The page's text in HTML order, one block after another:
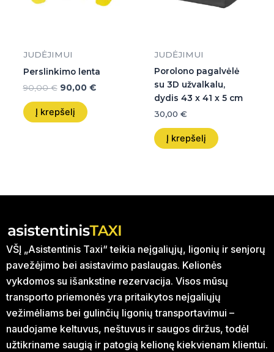
JUDĖJIMUI
Perslinkimo lenta
90,00€ 90,00 €
Į krepšelį
JUDĖJIMUI
Porolono pagalvėlė
su 3D užvalkalu,
dydis 43 x 41 x 5 cm
30,00 €
Į krepšelį
VŠĮ „Asistentinis Taxi“ teikia neįgaliųjų, ligonių ir senjorų
pavežėjimo bei asistavimo paslaugas. Kelionės
vykdomos su išankstine rezervacija. Visos mūsų
transporto priemonės yra pritaikytos neįgaliųjų
vežimėliams bei gulinčių ligonių transportavimui –
naudojame keltuvus, neštuvus ir saugos diržus, todėl
užtikriname saugią ir patogią kelionę kiekvienam klientui.